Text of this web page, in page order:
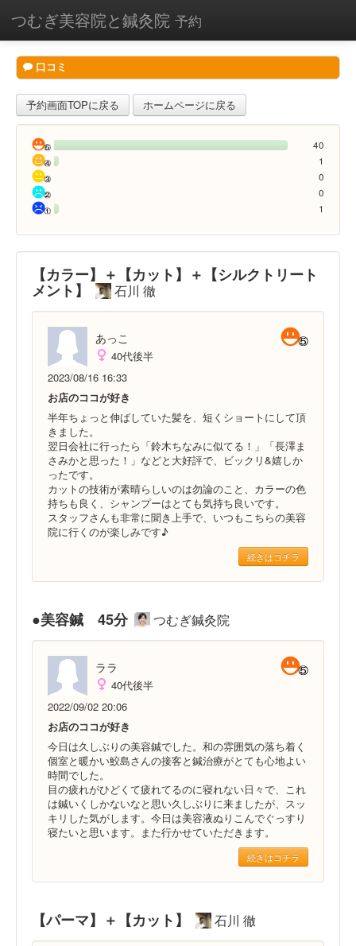
つむぎ美容院と鍼灸院 予約
口コミ
予約画面TOPに戻る ホームページに戻る
40
1
0
0
1
【カラー】＋【カット】＋【シルクトリート
メント】 石川 徹
あっこ
40代後半
2023/08/16 16:33
お店のココが好き
半年ちょっと伸ばしていた髪を、短くショートにして頂
きました。
翌日会社に行ったら「鈴木ちなみに似てる！」「長澤ま
さみかと思った！」などと大好評で、ビックリ&嬉しか
ったです。
カットの技術が素晴らしいのは勿論のこと、カラーの色
持ちも良く、シャンプーはとても気持ち良いです。
スタッフさんも非常に聞き上手で、いつもこちらの美容
院に行くのが楽しみです♪
続きはコチラ
●美容鍼 45分 つむぎ鍼灸院
ララ
40代後半
2022/09/02 20:06
お店のココが好き
今日は久しぶりの美容鍼でした。和の雰囲気の落ち着く
個室と暖かい鮫島さんの接客と鍼治療がとても心地よい
時間でした。
目の疲れがひどくて疲れてるのに寝れない日々で、これ
は鍼いくしかないなと思い久しぶりに来ましたが、スッ
キリした気がします。今日は美容液ぬりこんでぐっすり
寝たいと思います。また行かせていただきます。
続きはコチラ
【パーマ】＋【カット】 石川 徹